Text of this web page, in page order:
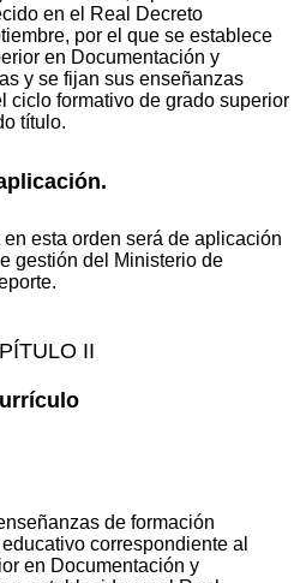
en el Real Decreto
por el que se establece
en Documentación y
y se fijan sus enseñanzas
ciclo formativo de grado superior
título.
esta orden será de aplicación
gestión del Ministerio de
II
de formación
correspondiente al
en Documentación y